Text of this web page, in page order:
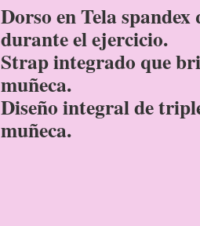
Dorso en Tela
durante el ejercicio.
Strap integrado que
muñeca.
Diseño integral de
muñeca.